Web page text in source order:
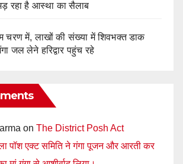
रहा है आस्था का सैलाब
चरण में, लाखों की संख्या में शिवभक्त डाक
जल लेने हरिद्वार पहुंच रहे
on The District Posh Act
पॉश एक्ट समिति ने गंगा पूजन और आरती कर